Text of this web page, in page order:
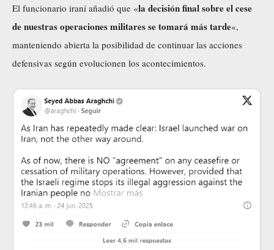
El funcionario iraní añadió que «la decisión final sobre el cese
de nuestras operaciones militares se tomará más tarde«,
manteniendo abierta la posibilidad de continuar las acciones
defensivas según evolucionen los acontecimientos.